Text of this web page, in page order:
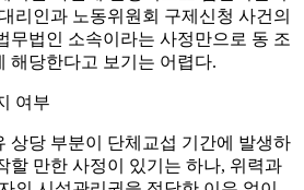
리인과 노동위원회 구제신청 사건의
무법인 소속이라는 사정만으로 동 조
해당한다고 보기는 어렵다.
여부
상당 부분이 단체교섭 기간에 발생하
할 만한 사정이 있기는 하나, 위력과